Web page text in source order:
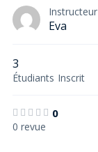
Instructeur
Eva
3
Étudiants Inscrit
0
0 revue